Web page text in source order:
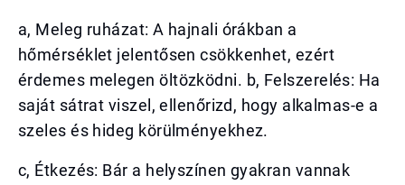
a, Meleg ruházat: A hajnali órákban a
hőmérséklet jelentősen csökkenhet, ezért
érdemes melegen öltözködni. b, Felszerelés: Ha
saját sátrat viszel, ellenőrizd, hogy alkalmas-e a
szeles és hideg körülményekhez.
c, Étkezés: Bár a helyszínen gyakran vannak